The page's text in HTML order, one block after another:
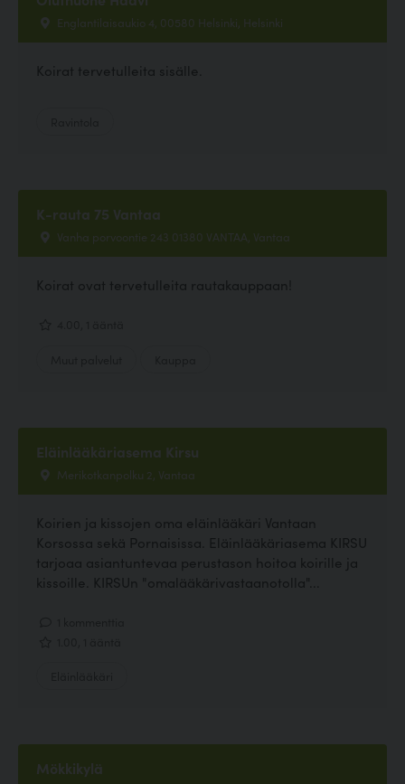
Englantilaisaukio 4, 00580 Helsinki, Helsinki
Koirat tervetulleita sisälle.
K-rauta 75 Vantaa
Vanha porvoontie 243 01380 VANTAA, Vantaa
Koirat ovat tervetulleita rautakauppaan!
Eläinlääkäriasema Kirsu
Merikotkanpolku 2, Vantaa
Koirien ja kissojen oma eläinlääkäri Vantaan
Korsossa sekä Pornaisissa. Eläinlääkäriasema KIRSU
tarjoaa asiantuntevaa perustason hoitoa koirille ja
kissoille. KIRSUn "omalääkärivastaanotolla"...
Mökkikylä